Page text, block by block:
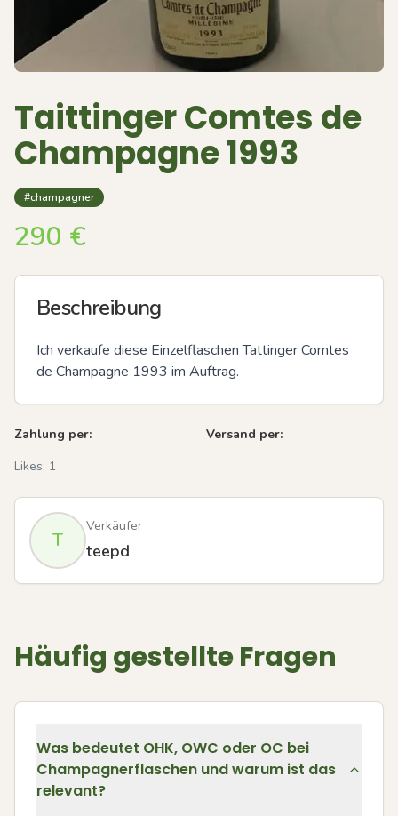
Taittinger Comtes de
Champagne 1993
#champagner
290 €
Beschreibung
Ich verkaufe diese Einzelflaschen Tattinger Comtes
de Champagne 1993 im Auftrag.
Zahlung per:
Versand per:
Likes: 1
T
Verkäufer
teepd
Häufig gestellte Fragen
Was bedeutet OHK, OWC oder OC bei
Champagnerflaschen und warum ist das
relevant?